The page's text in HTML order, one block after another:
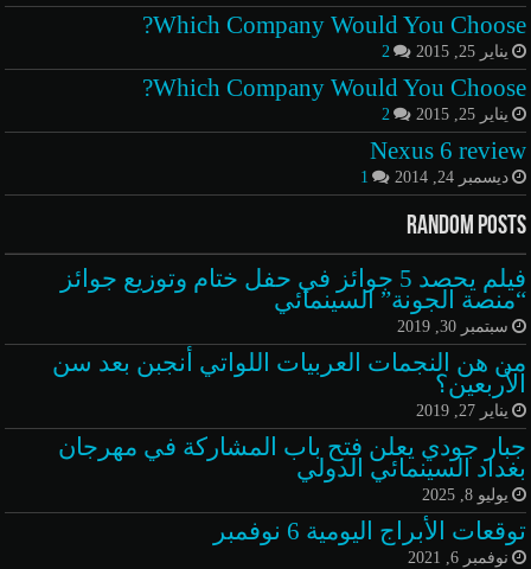
Which Company Would You Choose?
يناير 25, 2015 2
Which Company Would You Choose?
يناير 25, 2015 2
Nexus 6 review
ديسمبر 24, 2014 1
Random Posts
فيلم يحصد 5 جوائز في حفل ختام وتوزيع جوائز
“منصة الجونة” السينمائي
سبتمبر 30, 2019
من هن النجمات العربيات اللواتي أنجبن بعد سن
الأربعين؟
يناير 27, 2019
جبار جودي يعلن فتح باب المشاركة في مهرجان
بغداد السينمائي الدولي
يوليو 8, 2025
توقعات الأبراج اليومية 6 نوفمبر
نوفمبر 6, 2021